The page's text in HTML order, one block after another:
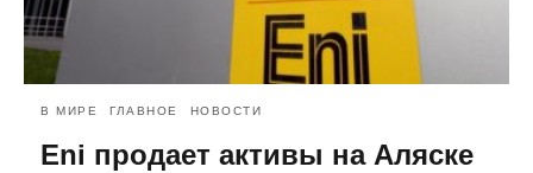
В МИРЕ ГЛАВНОЕ НОВОСТИ
Eni продает активы на Аляске